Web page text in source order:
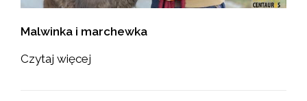
Malwinka i marchewka
Czytaj więcej